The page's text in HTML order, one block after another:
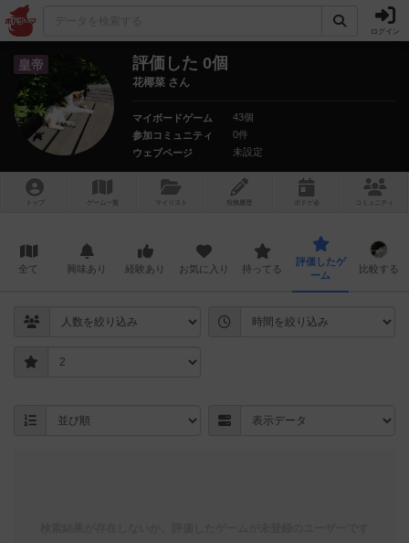
ログイン
皇帝 評価した 0個
花椰菜 さん
マイボードゲーム
43個
参加コミュニティ
0件
ウェブページ
未設定
トップ ゲーム一覧 マイリスト 投稿履歴 ボ ドゲ コミュニティ
全て 興味あり 経験あり お気に入り 持ってる
評価したゲ
ーム
比較する